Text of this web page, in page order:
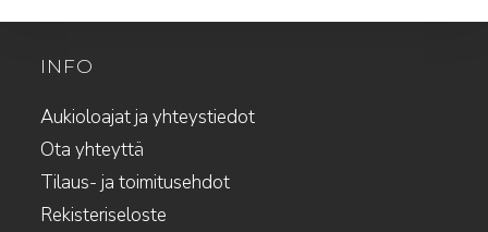
INFO
Aukioloajat ja yhteystiedot
Ota yhteyttä
Tilaus- ja toimitusehdot
Rekisteriseloste